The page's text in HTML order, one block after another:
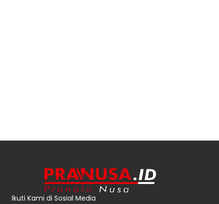
Ikuti Kami di Sosial Media